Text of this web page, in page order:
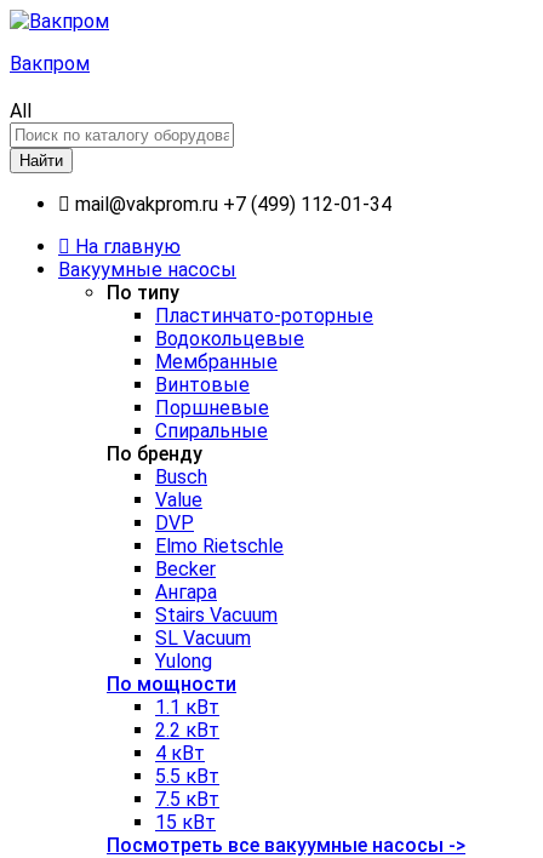
Вакпром
All
Найти
mail@vakprom.ru +7 (499) 112-01-34
На главную
Вакуумные насосы
По типу
Пластинчато-роторные
Водокольцевые
Мембранные
Винтовые
Поршневые
Спиральные
По бренду
Busch
Value
DVP
Elmo Rietschle
Becker
Ангара
Stairs Vacuum
SL Vacuum
Yulong
По мощности
1.1 кВт
2.2 кВт
4 кВт
5.5 кВт
7.5 кВт
15 кВт
Посмотреть все вакуумные насосы ->